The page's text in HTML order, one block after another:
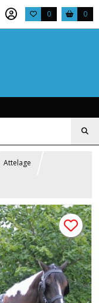
0 0
Attelage